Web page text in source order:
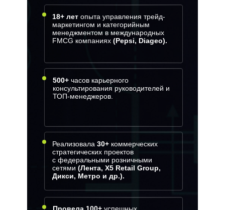
18+ лет опыта управления трейд-
маркетингом и категорийным
менеджментом в международных
FMCG компаниях (Pepsi, Diageo).
Реализовала 30+ коммерческих
стратегических проектов
с федеральными розничными
сетями (Лента, Х5 Retail Group,
Дикси, Метро и др.).
500+ часов карьерного
консультирования руководителей и
ТОП-менеджеров.